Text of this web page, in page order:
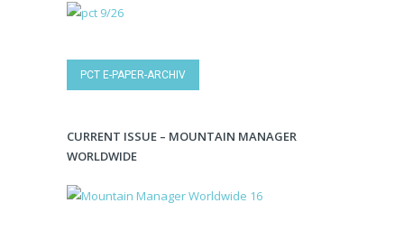
PCT E-PAPER-ARCHIV
CURRENT ISSUE – MOUNTAIN MANAGER
WORLDWIDE